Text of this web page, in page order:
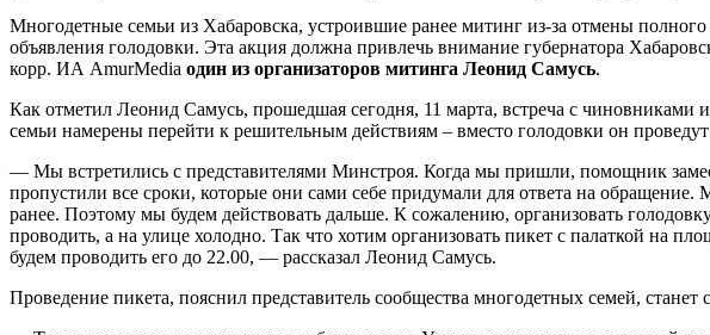
Многодетные семьи из Хабаровска, устроившие ранее митинг из-за отмены
объявления голодовки. Эта акция должна привлечь внимание губернатора
корр. ИА AmurMedia один из организаторов митинга Леонид Самусь.
Как отметил Леонид Самусь, прошедшая сегодня, 11 марта, встреча с чиновниками
семьи намерены перейти к решительным действиям – вместо голодовки он
— Мы встретились с представителями Минстроя. Когда мы пришли, помощник
пропустили все сроки, которые они сами себе придумали для ответа на
ранее. Поэтому мы будем действовать дальше. К сожалению, организовать
проводить, а на улице холодно. Так что хотим организовать пикет с палаткой на
будем проводить его до 22.00, — рассказал Леонид Самусь.
Проведение пикета, пояснил представитель сообщества многодетных семей,